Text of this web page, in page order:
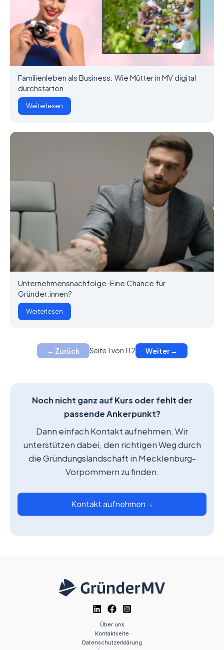
Familienleben als Business: Wie Mütter in MV digital
durchstarten
Weiterlesen
Unternehmensnachfolge-Eine Chance für
Gründer:innen?
Weiterlesen
← Zurück Seite 1 von 112 Weiter →
Noch nicht ganz auf Kurs oder fehlt der
passende Ankerpunkt?
Dann einfach Kontakt aufnehmen. Wir
unterstützen dabei, den richtigen Weg durch
die Gründungslandschaft in Mecklenburg-
Vorpommern zu finden.
Kontakt aufnehmen→
Über uns
Kontaktseite
Datenschutzerklärung